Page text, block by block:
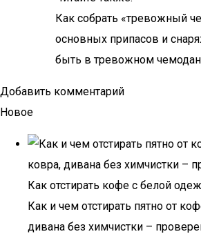
Как собрать «тревожный
основных припасов и
быть в тревожном
Добавить комментарий
Новое
Как и чем отстирать пятно от
дивана без химчистки –